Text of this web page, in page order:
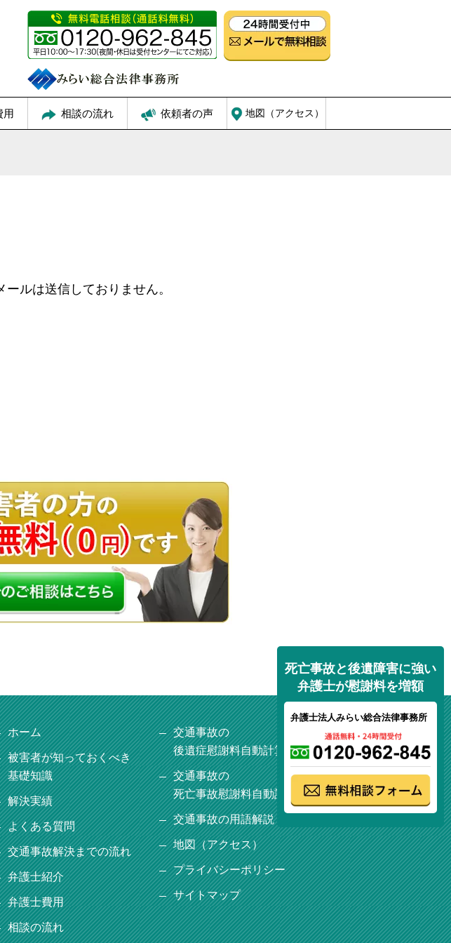
用 相談の流れ 依頼者の声 地図（アクセス）
ルは送信しておりません。
ホーム
被害者が知っておくべき
基礎知識
解決実績
よくある質問
交通事故解決までの流れ
弁護士紹介
弁護士費用
相談の流れ
交通事故の
後遺症慰謝料自動計算ソフト
交通事故の
死亡事故慰謝料自動計算ソフト
交通事故の用語解説
地図（アクセス）
プライバシーポリシー
サイトマップ
死亡事故と後遺障害に強い
弁護士が慰謝料を増額
弁護士法人みらい総合法律事務所